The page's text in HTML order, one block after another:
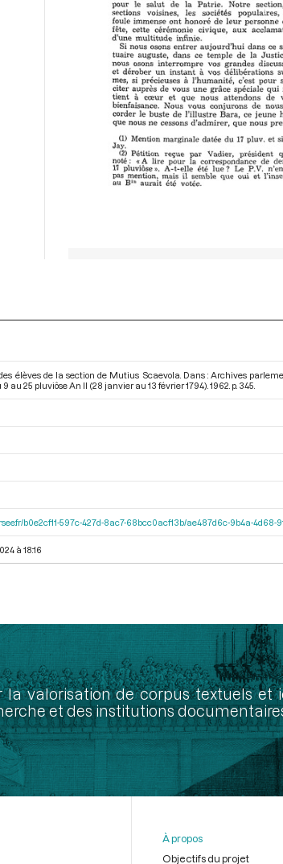
élèves de la section de Mutius Scaevola. Dans : Archives
9 au 25 pluviôse An II (28 janvier au 13 février 1794) . 1962. p. 345.
b0e2cf11-597c-427d-8ac7-68bcc0acf13b/ae487d6c-9b4a-
à 18:16
la valorisation de corpus textuels et
et des institutions
À propos
Objectifs du projet